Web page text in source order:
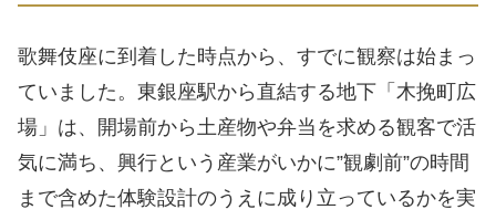
歌舞伎座に到着した時点から、すでに観察は始まっ
ていました。東銀座駅から直結する地下「木挽町広
場」は、開場前から土産物や弁当を求める観客で活
気に満ち、興行という産業がいかに”観劇前”の時間
まで含めた体験設計のうえに成り立っているかを実